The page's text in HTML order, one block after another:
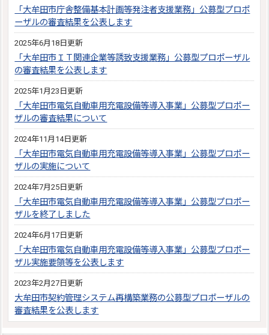
「大牟田市庁舎整備基本計画等発注者支援業務」公募型プロポ
ーザルの審査結果を公表します
2025年6月18日更新
「大牟田市ＩＴ関連企業等誘致支援業務」公募型プロポーザル
の審査結果を公表します
2025年1月23日更新
「大牟田市電気自動車用充電設備等導入事業」公募型プロポー
ザルの審査結果について
2024年11月14日更新
「大牟田市電気自動車用充電設備等導入事業」公募型プロポー
ザルの実施について
2024年7月25日更新
「大牟田市電気自動車用充電設備等導入事業」公募型プロポー
ザルを終了しました
2024年6月17日更新
「大牟田市電気自動車用充電設備等導入事業」公募型プロポー
ザル実施要領等を公表します
2023年2月27日更新
大牟田市契約管理システム再構築業務の公募型プロポーザルの
審査結果を公表します